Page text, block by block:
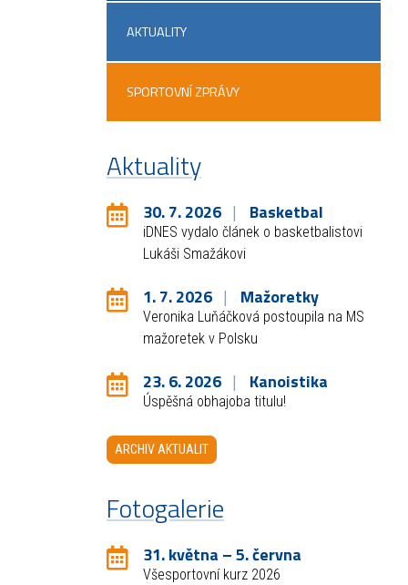
AKTUALITY
SPORTOVNÍ ZPRÁVY
Aktuality
30. 7. 2026 Basketbal
iDNES vydalo článek o basketbalistovi
Lukáši Smažákovi
1. 7. 2026 Mažoretky
Veronika Luňáčková postoupila na MS
mažoretek v Polsku
23. 6. 2026 Kanoistika
Úspěšná obhajoba titulu!
ARCHIV AKTUALIT
Fotogalerie
31. května – 5. června
Všesportovní kurz 2026